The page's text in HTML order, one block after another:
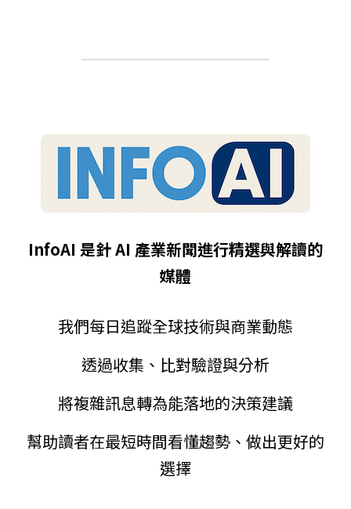
InfoAI 是針 AI 產業新聞進行精選與解讀的
媒體
我們每日追蹤全球技術與商業動態
透過收集、比對驗證與分析
將複雜訊息轉為能落地的決策建議
幫助讀者在最短時間看懂趨勢、做出更好的
選擇